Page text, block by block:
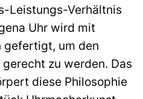
Leistungs-Verhältnis
Uhr wird mit
gefertigt, um den
zu werden. Das
diese Philosophie